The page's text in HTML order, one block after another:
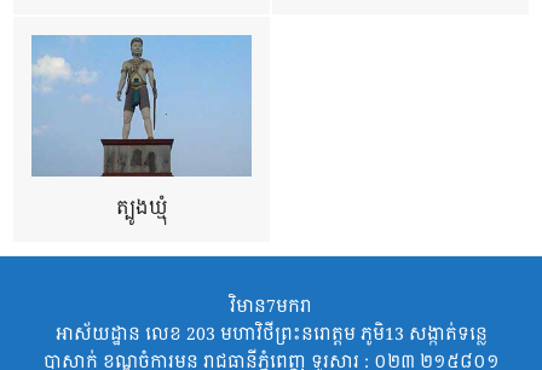
ត្បូងឃ្មុំ
វិមាន7មករា
អាស័យដ្ឋាន លេខ 203 មហាវិថីព្រះនរោត្តម ភូមិ13 សង្កាត់ទន្លេ
បាសាក់ ខណ្ឌចំការមន រាជធានីភ្នំពេញ ទូរសារ : ០២៣ ២១៥៨០១